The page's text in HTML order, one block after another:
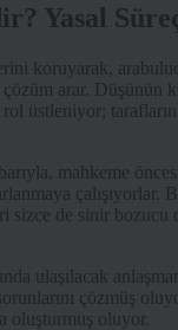
Yasal
koruyarak,
arar. Düşünün
üstleniyor;
mahkeme
çalışıyorlar.
de sinir
ulaşılacak
çözmüş
oluşturmuş oluyor.